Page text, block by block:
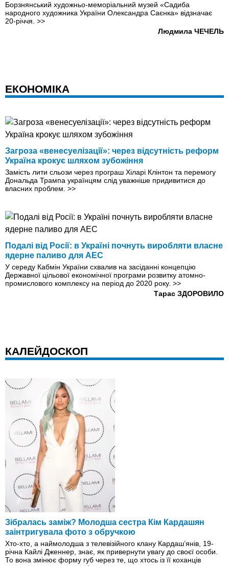
Борзнянський художньо-меморіальний музей «Садиба
народного художника України Олександра Саєнка» відзначає
20-річчя. >>
Людмила ЧЕЧЕЛЬ
ЕКОНОМІКА
Загроза «венесуелізації»: через відсутність реформ
Україна крокує шляхом зубожіння
Замість лити сльози через програш Хіларі Клінтон та перемогу
Дональда Трампа українцям слід уважніше придивитися до
власних проблем. >>
Подалі від Росії: в Україні почнуть виробляти власне
ядерне паливо для АЕС
У середу Кабмін України схвалив на засіданні концепцію
Державної цільової економічної програми розвитку атомно-
промислового комплексу на період до 2020 року. >>
Тарас ЗДОРОВИЛО
КАЛЕЙДОСКОП
Зібралась заміж? Молодша сестра Кім Кардашян
заінтригувала фото з обручкою
Хто-хто, а наймолодша з телевізійного клану Кардаш’янів, 19-
річна Кайлі Дженнер, знає, як привернути увагу до своєї особи.
То вона змінює форму губ через те, що хтось із її коханцiв